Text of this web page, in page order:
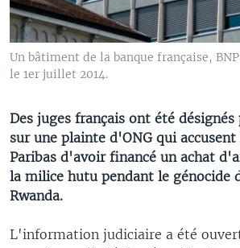
Un bâtiment de la banque française,
le 1er juillet 2014.
Des juges français ont été
sur une plainte d'ONG qui accusent
Paribas d'avoir financé un achat
la milice hutu pendant le génocide
Rwanda.
L'information judiciaire a été